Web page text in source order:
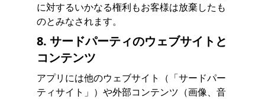
に対するいかなる権利もお客様は放棄したも
のとみなされます。
8. サードパーティのウェブサイトと
コンテンツ
アプリには他のウェブサイト（「サードパー
ティサイト」）や外部コンテンツ（画像、音